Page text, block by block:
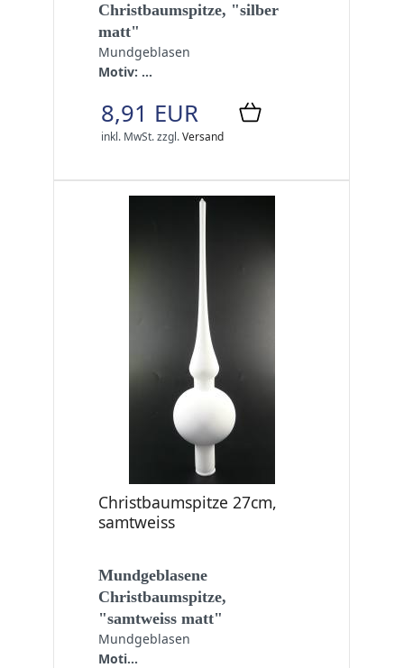
Christbaumspitze, "silber
matt"
Mundgeblasen
Motiv: ...
8,91 EUR
inkl. MwSt.zzgl.Versand
Christbaumspitze 27cm,
samtweiss
Mundgeblasene
Christbaumspitze,
"samtweiss matt"
Mundgeblasen
Moti...